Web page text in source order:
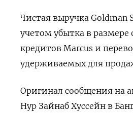
Чистая выручка Goldman
учетом убытка в
кредитов Marcus и
удерживаемых для
Оригинал сообщения на
Нур Зайнаб Хуссейн в